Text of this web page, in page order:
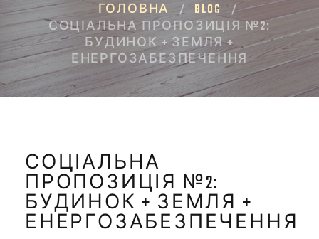
ГОЛОВНА
BLOG
СОЦІАЛЬНА ПРОПОЗИЦІЯ №2:
БУДИНОК + ЗЕМЛЯ +
ЕНЕРГОЗАБЕЗПЕЧЕННЯ
СОЦІАЛЬНА
ПРОПОЗИЦІЯ №2:
БУДИНОК + ЗЕМЛЯ +
ЕНЕРГОЗАБЕЗПЕЧЕННЯ